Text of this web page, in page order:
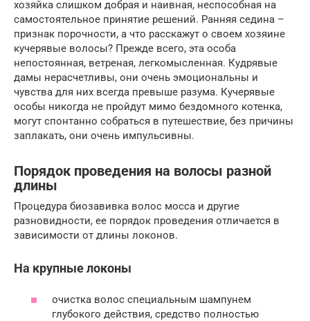
хозяйка слишком добрая и наивная, неспособная на
самостоятельное принятие решений. Ранняя седина –
признак порочности, а что расскажут о своем хозяине
кучерявые волосы? Прежде всего, эта особа
непостоянная, ветреная, легкомысленная. Кудрявые
дамы нерасчетливы, они очень эмоциональны и
чувства для них всегда превыше разума. Кучерявые
особы никогда не пройдут мимо бездомного котенка,
могут спонтанно собраться в путешествие, без причины
заплакать, они очень импульсивны.
Порядок проведения на волосы разной
длины
Процедура биозавивка волос мосса и другие
разновидности, ее порядок проведения отличается в
зависимости от длины локонов.
На крупные локоны
очистка волос специальным шампунем
глубокого действия, средство полностью